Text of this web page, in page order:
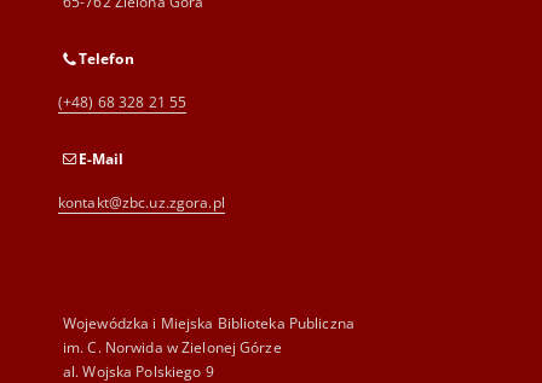
Telefon
(+48) 68 328 21 55
E-Mail
kontakt@zbc.uz.zgora.pl
Wojewódzka i Miejska Biblioteka Publiczna
im. C. Norwida w Zielonej Górze
al. Wojska Polskiego 9